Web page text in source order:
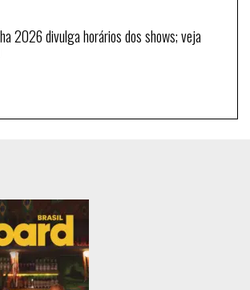
2026 divulga horários dos shows; veja